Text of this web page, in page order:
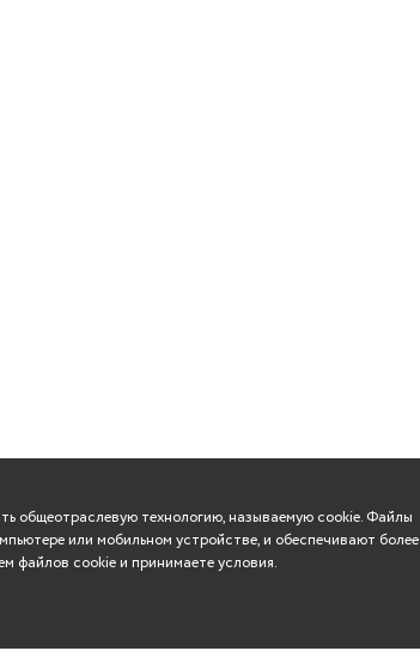
общеотраслевую технологию, называемую cookie. Файлы
или мобильном устройстве, и обеспечивают более
файлов cookie и принимаете условия.